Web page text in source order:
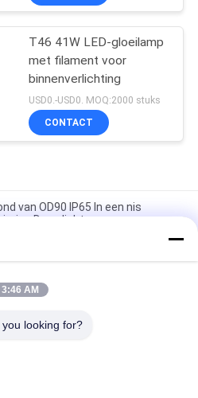
T46 41W LED-gloeilamp
met filament voor
binnenverlichting
USD0.-USD0. MOQ:2000 stuks
CONTACT
van OD90 IP65 In een nis
Downlight
Versiering Modules de MR11 In
3:46 AM
looking for?